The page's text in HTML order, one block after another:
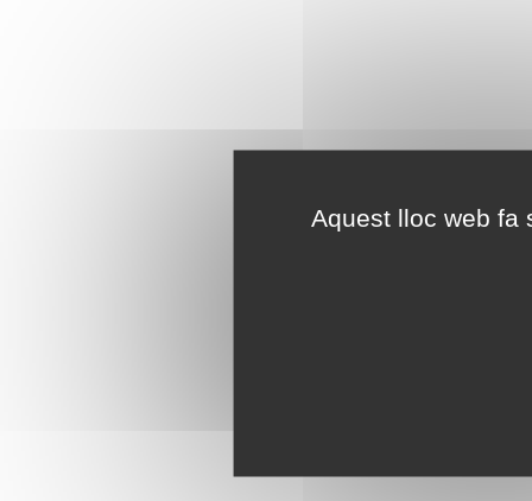
Aquest lloc web fa